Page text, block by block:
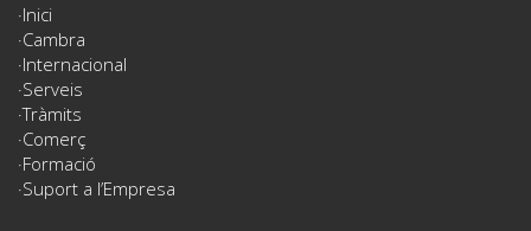
Inici
Cambra
Internacional
Serveis
Tràmits
Comerç
Formació
Suport a l’Empresa